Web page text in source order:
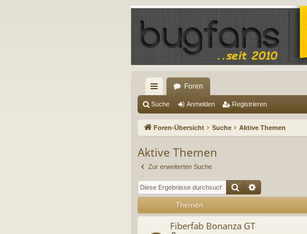
ch
ne
ug
Foren
Suche Anmelden Registrieren
Foren-Übersicht Suche Aktive Themen
Aktive Themen
Zur erweiterten Suche
Suche
Themen
Fiberfab Bonanza GT